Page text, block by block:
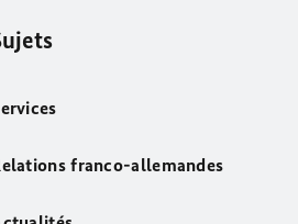
franco-allemandes